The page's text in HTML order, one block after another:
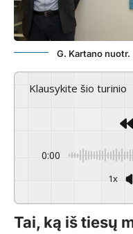
G. Kartano nuotr.
Klausykite šio turinio
0:00
1x
Tai, ką iš tiesų